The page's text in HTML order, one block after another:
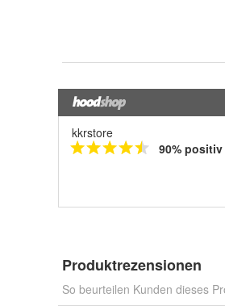
kkrstore
90% positiv
Produktrezensionen
So beurteilen Kunden dieses